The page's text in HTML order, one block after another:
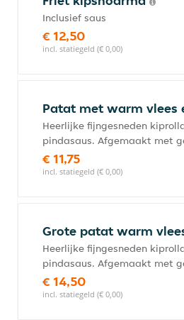
Inclusief saus
€ 12,50
incl. statiegeld (€ 0,00)
Patat met warm vlees
Heerlijke fijngesneden
pindasaus. Afgemaakt met
€ 11,75
incl. statiegeld (€ 0,00)
Grote patat warm
Heerlijke fijngesneden
pindasaus. Afgemaakt met
€ 14,50
incl. statiegeld (€ 0,00)